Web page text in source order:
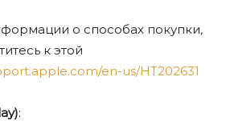
о способах покупки,
к этой
en-us/HT202631
: